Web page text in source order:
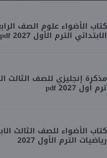
كتاب الأضواء علوم الصف
الابتدائي الترم الأول 2027 pdf
مذكرة إنجليزي للصف الثالث
ترم أول 2027 pdf
كتاب الأضواء للصف الثالث
رياضيات الترم الأول 2027